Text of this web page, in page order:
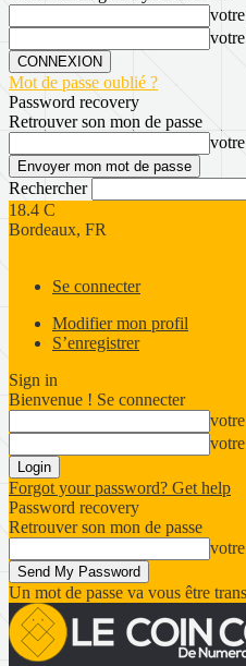
Mot de passe oublié ?
Password recovery
Retrouver son mon de passe
Rechercher
18.4 C
Bordeaux, FR
Se connecter
Modifier mon profil
S’enregistrer
Sign in
Bienvenue ! Se connecter
Forgot your password? Get help
Password recovery
Retrouver son mon de passe
Un mot de passe va vous être